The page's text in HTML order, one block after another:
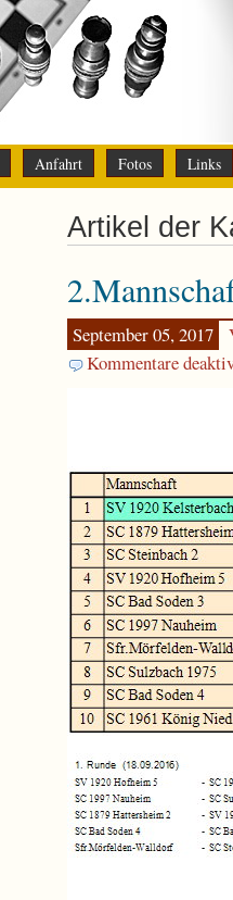
Anfahrt Fotos Links
Artikel der
September 05, 2017
Kommentare